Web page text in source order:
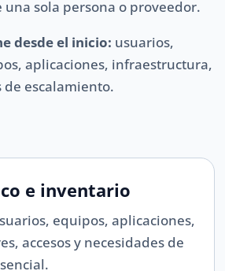
sola persona o proveedor.
desde el inicio: usuarios,
aplicaciones, infraestructura,
escalamiento.
e inventario
equipos, aplicaciones,
accesos y necesidades de